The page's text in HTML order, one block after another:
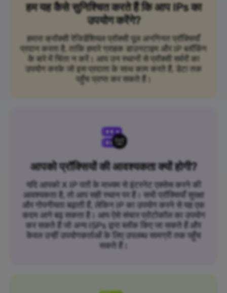
हम यह कैसे सुनिश्चित करते हैं कि आप IPs का
उपयोग करेंगे?
हमारा क्रॉक्सी रेजिडेंशियल प्रॉक्सी पूल अनगिनत प्रॉक्सियाँ
प्रदान करता है, ताकि हमारे ग्राहक डाउनटाइम और IP ब्लॉकिंग
के बारे में चिंता न करें। आप उन स्थानों से प्रॉक्सी सर्वरों का
उपयोग करके जो इस प्रदाता के साथ काम करते हैं, डेटा तक
पहुँच प्राप्त कर सकते हैं।
आपको प्रॉक्सियों की आवश्यकता क्यों होगी?
यदि आपको X IP पतों के माध्यम से इंटरनेट एक्सेस करने की
आवश्यकता है, तो आप सही स्थान पर हैं। सभी प्रॉक्सियाँ सुरक्षा
और गोपनीयता बढ़ाती हैं, लेकिन IP का उपयोग करने से यह एक
कदम आगे बढ़ सकता है। आप ऐसे संचार प्रोटोकॉल का उपयोग
कर सकते हैं जो अन्य ISPs द्वारा ब्लॉक किए जा सकते हैं और
केवल उन्हीं उपयोगकर्ताओं के लिए उपलब्ध सामग्री तक पहुँच
सकते हैं।